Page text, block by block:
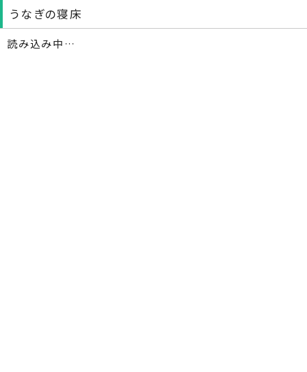
うなぎの寝床
読み込み中…